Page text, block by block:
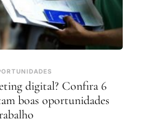
digital? Confira 6
boas oportunidades